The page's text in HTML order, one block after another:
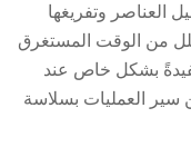
العناصر وتفريغها
من الوقت المستغرق
بشكل خاص عند
سير العمليات بسلاسة